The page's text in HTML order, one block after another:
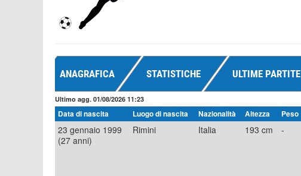
ANAGRAFICA STATISTICHE ULTIME PARTITE
Ultimo agg. 01/08/2026 11:23
Data di nascita Luogo di nascita Nazionalità Altezza Peso
23 gennaio 1999
(27 anni)
Rimini Italia 193 cm -